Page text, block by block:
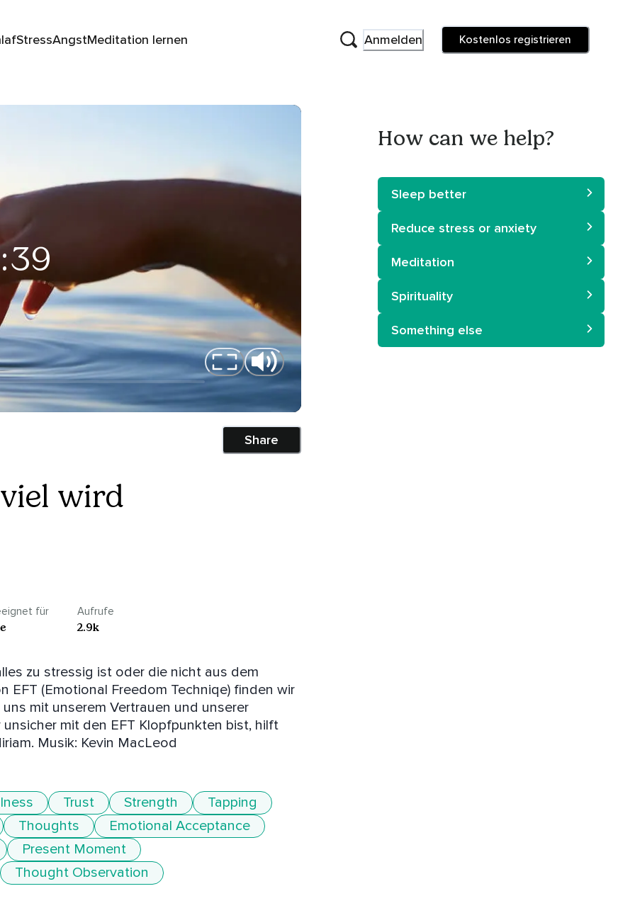
StressAngstMeditation lernen Anmelden Kostenlos registrieren
Share
viel wird
für Aufrufe
2.9k
zu stressig ist oder die nicht aus dem
EFT (Emotional Freedom Techniqe) finden wir
mit unserem Vertrauen und unserer
mit den EFT Klopfpunkten bist, hilft
Musik: Kevin MacLeod
Trust Strength
Tapping
Thoughts
Emotional Acceptance
Present Moment
Thought Observation
How can we help?
Sleep better
Reduce stress or anxiety
Meditation
Spirituality
Something else